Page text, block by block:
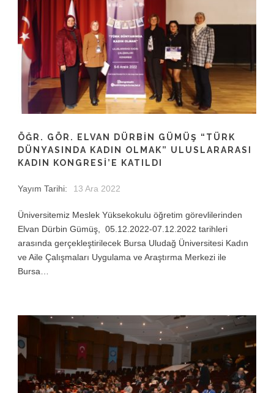
ÖĞR. GÖR. ELVAN DÜRBİN GÜMÜŞ “TÜRK
DÜNYASINDA KADIN OLMAK” ULUSLARARASI
KADIN KONGRESİ’E KATILDI
Yayım Tarihi: 13 Ara 2022
Üniversitemiz Meslek Yüksekokulu öğretim görevlilerinden
Elvan Dürbin Gümüş, 05.12.2022-07.12.2022 tarihleri
arasında gerçekleştirilecek Bursa Uludağ Üniversitesi Kadın
ve Aile Çalışmaları Uygulama ve Araştırma Merkezi ile
Bursa…